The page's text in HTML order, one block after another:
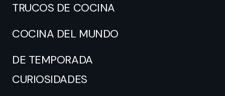
TRUCOS DE COCINA
COCINA DEL MUNDO
DE TEMPORADA
CURIOSIDADES